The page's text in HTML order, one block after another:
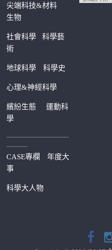
尖端科技&材料
生物
社會科學科學藝
術
地球科學 科學史
心理&神經科學
繽紛生態運動科
學
—————————
———
CASE專欄
年度大
事
科學大人物